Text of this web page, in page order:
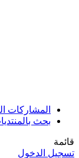
المشاركات
بحث
قائمة
تسجيل الدخول